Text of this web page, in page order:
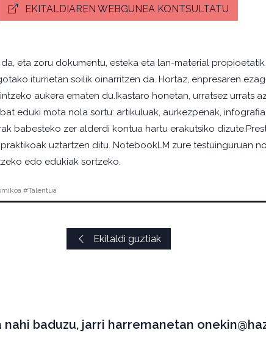
EKITALDIAREN WEBGUNEA KONTSULTATU
eta zoru dokumentu, esteka eta lan-material
iturrietan soilik oinarritzen da. Hortaz, enpresaren
aukera ematen du.Ikastaro honetan, urratsez urrats
eduki mota nola sortu: artikuluak, aurkezpenak,
babesteko zer alderdi kontua hartu erakutsiko
uztartzen ditu. NotebookLM zure testuinguruan
edo edukiak sortzeko.
#Talentua
Ekitaldi guztiak
baduzu, jarri harremanetan